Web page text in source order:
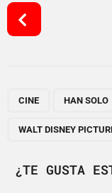
P
o
CINE HAN SOLO
WALT DISNEY
¿TE GUSTA